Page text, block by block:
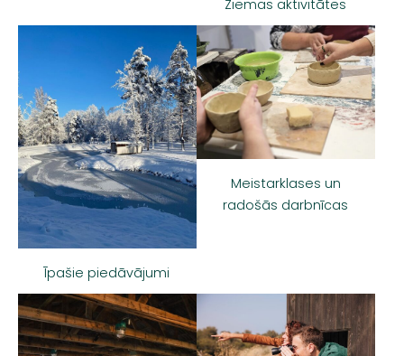
Ziemas aktivitātes
Īpašie piedāvājumi
Meistarklases un
radošās darbnīcas